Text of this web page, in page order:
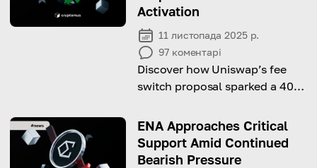
Activation
11 листопада 2025 р.
97 коментарі
Discover how Uniswap’s fee
switch proposal sparked a 40%
tokenomics.
ENA Approaches Critical
Support Amid Continued
Bearish Pressure